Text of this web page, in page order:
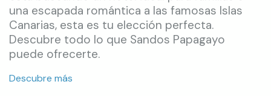
una escapada romántica a las famosas Islas
Canarias, esta es tu elección perfecta.
Descubre todo lo que Sandos Papagayo
puede ofrecerte.
Descubre más